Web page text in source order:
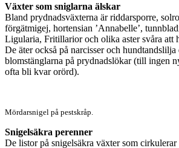
Växter som sniglarna älskar
Bland prydnadsväxterna är riddarsporre,
förgätmigej, hortensian ’Annabelle’,
Ligularia, Fritillarior och olika aster svåra att
De äter också på narcisser och hundtandslilja
blomstänglarna på prydnadslökar (till ingen
ofta bli kvar orörd).
Mördarsnigel på pestskråp.
Snigelsäkra perenner
De listor på snigelsäkra växter som